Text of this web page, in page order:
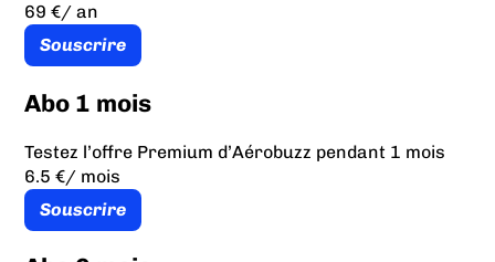
69 €/ an
Souscrire
Abo 1 mois
Testez l’offre Premium d’Aérobuzz pendant 1 mois
6.5 €/ mois
Souscrire